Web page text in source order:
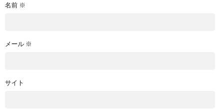
名前 ※
メール ※
サイト